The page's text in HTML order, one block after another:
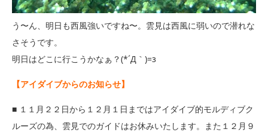
う〜ん、明日も西風強いですね〜。雲見は西風に弱いので潜れな
さそうです。
明日はどこに行こうかなぁ？(*´Д｀)=з
【アイダイブからのお知らせ】
■ １１月２２日から１２月１日まではアイダイブ的モルディブク
ルーズの為、雲見でのガイドはお休みいたします。また１２月９